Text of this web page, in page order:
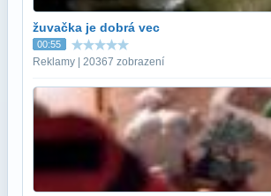
žuvačka je dobrá vec
00:55
Reklamy | 20367 zobrazení